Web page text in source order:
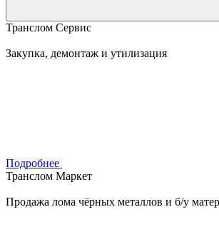
Транслом Сервис
Закупка, демонтаж и утилизация
Подробнее
Транслом Маркет
Продажа лома чёрных металлов и б/у